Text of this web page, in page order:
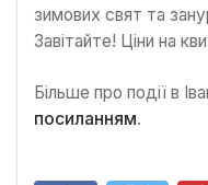
зимових свят та
Завітайте! Ціни на
Більше про події в
посиланням.